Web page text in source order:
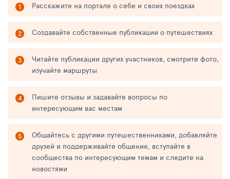
Расскажите на портале о себе и своих поездках
Создавайте собственные публикации о путешествиях
Читайте публикации других участников, смотрите фото,
изучайте маршруты
Пишите отзывы и задавайте вопросы по
интересующим вас местам
Общайтесь с другими путешественниками, добавляйте
друзей и поддерживайте общение, вступайте в
сообщества по интересующим темам и следите на
новостями